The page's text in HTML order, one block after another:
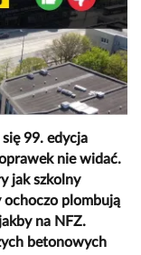
99. edycja
nie widać.
jak szkolny
plombują
na NFZ.
betonowych